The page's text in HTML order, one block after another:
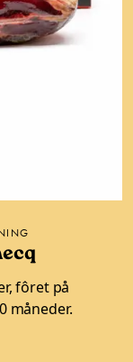
fôret på
måneder.